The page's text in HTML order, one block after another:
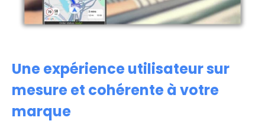
Une expérience utilisateur sur
mesure et cohérente à votre
marque